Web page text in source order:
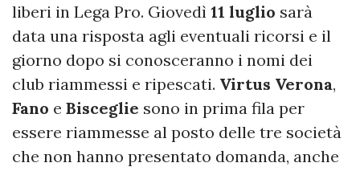
liberi in Lega Pro. Giovedì 11 luglio sarà
data una risposta agli eventuali ricorsi e il
giorno dopo si conosceranno i nomi dei
club riammessi e ripescati. Virtus Verona,
Fano e Bisceglie sono in prima fila per
essere riammesse al posto delle tre società
che non hanno presentato domanda, anche